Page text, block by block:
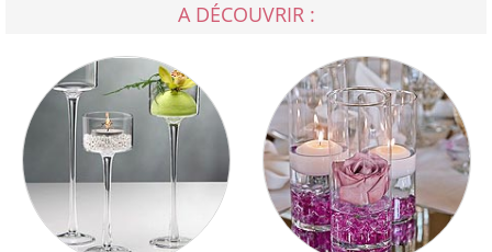
A DÉCOUVRIR :